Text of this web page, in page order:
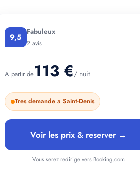
9,5 Fabuleux
2 avis
A partir de113 €/ nuit
Tres demande a Saint-Denis
Voir les prix & reserver →
Vous serez redirige vers Booking.com